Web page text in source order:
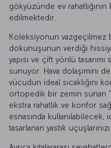
gökyüzünde ev
edilmektedir.
Koleksiyonun vazgeçilmez
dokunuşunun verdiği
yapısı ve çift yönlü
sunuyor. Hava dolaşımını
vücudun ideal sıcaklığını
ortopedik bir zemin sunan
ekstra rahatlık ve konfor
esnasında
tasarlanan yastık